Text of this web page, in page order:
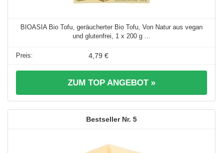
BIOASIA Bio Tofu, geräucherter Bio Tofu, Von Natur aus vegan
und glutenfrei, 1 x 200 g ...
4,79 €
ZUM TOP ANGEBOT »
5